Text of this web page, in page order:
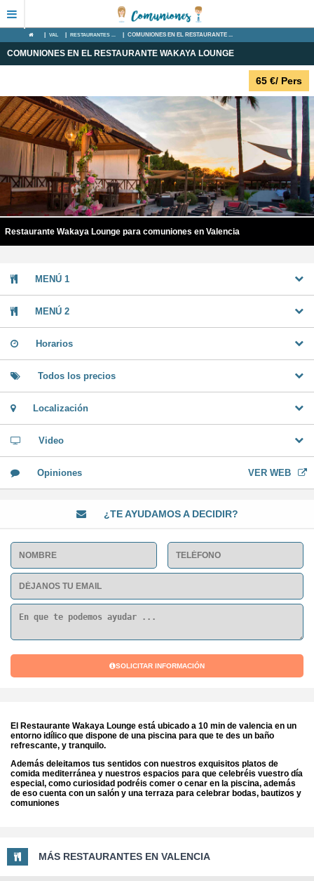
VAL RESTAURANTES ... COMUNIONES EN EL RESTAURANTE ...
COMUNIONES EN EL RESTAURANTE WAKAYA LOUNGE
65 €/ Pers
Restaurante Wakaya Lounge para comuniones en Valencia
MENÚ 1
MENÚ 2
Horarios
Todos los precios
Localización
Video
Opiniones VER WEB
¿TE AYUDAMOS A DECIDIR?
SOLICITAR INFORMACIÓN
El Restaurante Wakaya Lounge está ubicado a 10 min de valencia en un
entorno idílico que dispone de una piscina para que te des un baño
refrescante, y tranquilo.
Además deleitamos tus sentidos con nuestros exquisitos platos de
comida mediterránea y nuestros espacios para que celebréis vuestro día
especial, como curiosidad podréis comer o cenar en la piscina, además
de eso cuenta con un salón y una terraza para celebrar bodas, bautizos y
comuniones
MÁS RESTAURANTES EN VALENCIA